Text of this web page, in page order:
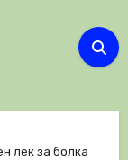
лек за болка